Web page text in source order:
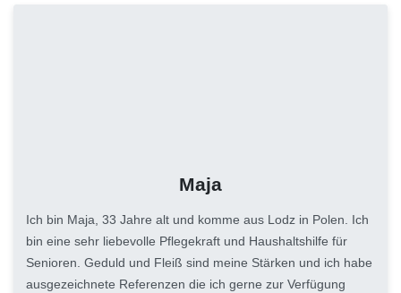
Maja
Ich bin Maja, 33 Jahre alt und komme aus Lodz in Polen. Ich
bin eine sehr liebevolle Pflegekraft und Haushaltshilfe für
Senioren. Geduld und Fleiß sind meine Stärken und ich habe
ausgezeichnete Referenzen die ich gerne zur Verfügung